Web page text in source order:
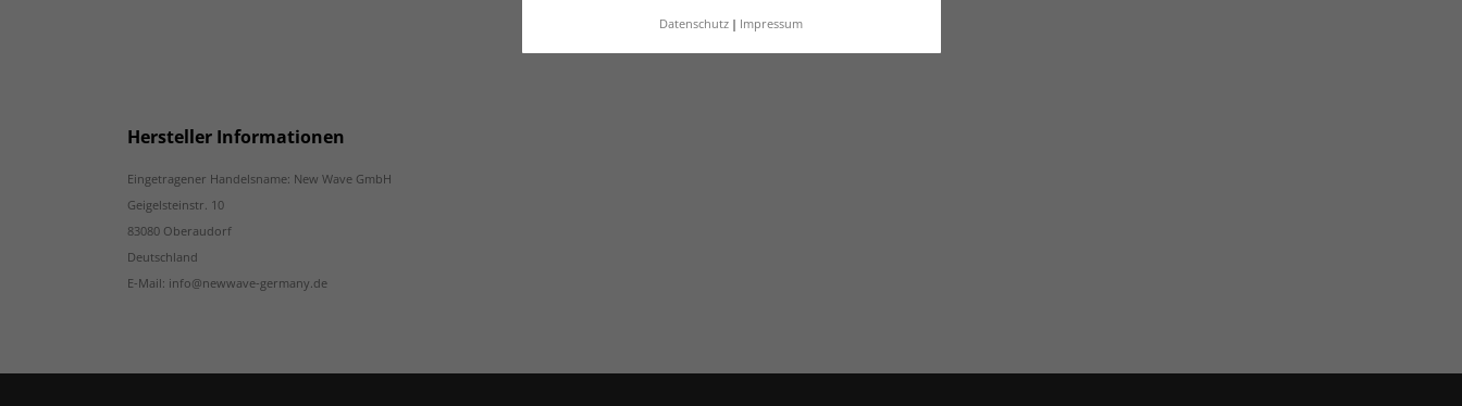
Datenschutz Impressum
Hersteller Informationen
Eingetragener Handelsname: New Wave GmbH
Geigelsteinstr. 10
83080 Oberaudorf
Deutschland
E-Mail: info@newwave-germany.de